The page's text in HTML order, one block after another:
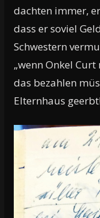
dachten immer,
dass er soviel
Schwestern
„wenn Onkel
das bezahlen
Elternhaus